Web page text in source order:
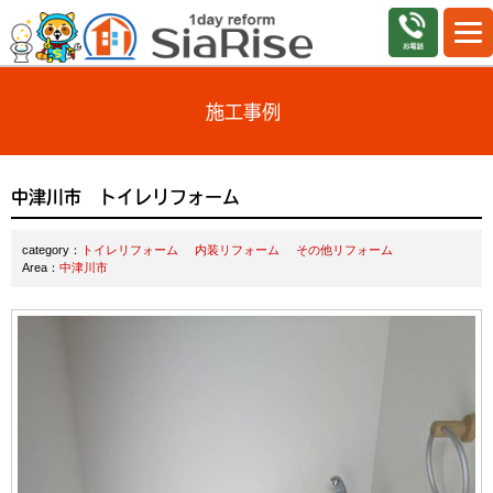
施工事例
中津川市 トイレリフォーム
category： トイレリフォーム 内装リフォーム
その他リフォーム
Area： 中津川市